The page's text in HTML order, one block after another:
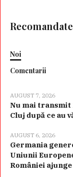
Recomandate
Noi
Comentarii
AUGUST 7, 2026
Nu mai
Cluj după ce au
AUGUST 6, 2026
Germania
Uniunii
României